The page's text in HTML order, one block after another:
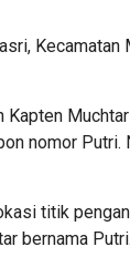
Kecamatan
nomor Putri.
titik
bernama Putri.